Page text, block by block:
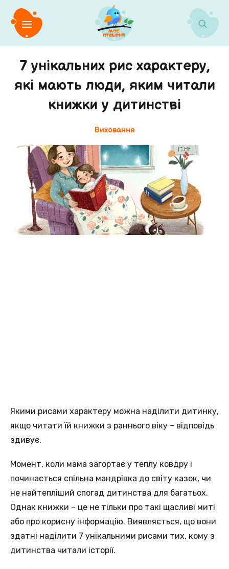
7 унікальних рис характеру,
які мають люди, яким читали
книжки у дитинстві
Виховання
Якими рисами характеру можна наділити дитинку,
якщо читати їй книжки з раннього віку – відповідь
здивує.
Момент, коли мама загортає у теплу ковдру і
починається спільна мандрівка до світу казок, чи
не найтепліший спогад дитинства для багатьох.
Однак книжки – це не тільки про такі щасливі миті
або про корисну інформацію. Виявляється, що вони
здатні наділити 7 унікальними рисами тих, кому з
дитинства читали історії.